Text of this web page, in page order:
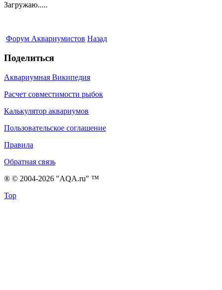
Загружаю.....
Форум Аквариумистов Назад
Поделиться
Аквариумная Википедия
Расчет совместимости рыбок
Калькулятор аквариумов
Пользовательское соглашение
Правила
Обратная связь
® © 2004-2026 "AQA.ru" ™
Top